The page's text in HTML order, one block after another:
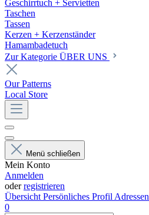
Geschirrtuch + Servietten
Taschen
Tassen
Kerzen + Kerzenständer
Hamambadetuch
Zur Kategorie ÜBER UNS
Our Patterns
Local Store
Menü schließen
Mein Konto
Anmelden
oderregistrieren
Übersicht Persönliches Profil Adressen
0